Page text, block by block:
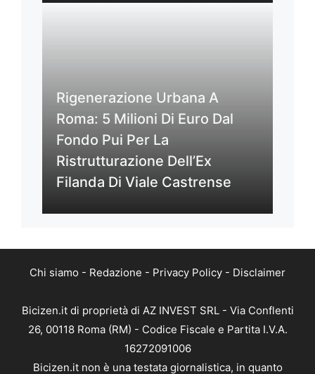
Rigenerazione Urbana A
Roma: 5 Milioni Di Euro Dal
Fondo Pui Per La
Ristrutturazione Dell’Ex
Filanda Di Viale Castrense
Chi siamo - Redazione - Privacy Policy - Disclaimer
Bicizen.it di proprietà di AZ INVEST SRL - Via Conflenti
26, 00118 Roma (RM) - Codice Fiscale e Partita I.V.A.
16272091006
Bicizen.it non è una testata giornalistica, in quanto